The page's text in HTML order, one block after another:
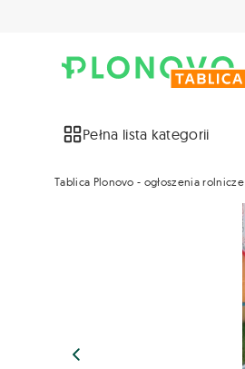
Pełna lista kategorii
Tablica Plonovo - ogłoszenia rolnicze